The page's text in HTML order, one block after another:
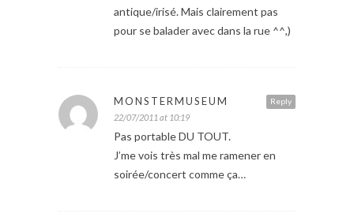
antique/irisé. Mais clairement pas
pour se balader avec dans la rue ^^,)
Reply
MONSTERMUSEUM
22/07/2011 at 10:19
Pas portable DU TOUT.
J’me vois très mal me ramener en
soirée/concert comme ça…